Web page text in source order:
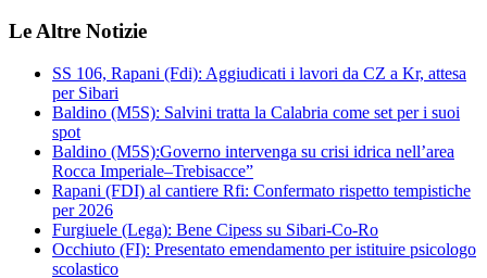
Le Altre Notizie
SS 106, Rapani (Fdi): Aggiudicati i lavori da CZ a Kr, attesa
per Sibari
Baldino (M5S): Salvini tratta la Calabria come set per i suoi
spot
Baldino (M5S):Governo intervenga su crisi idrica nell’area
Rocca Imperiale–Trebisacce”
Rapani (FDI) al cantiere Rfi: Confermato rispetto tempistiche
per 2026
Furgiuele (Lega): Bene Cipess su Sibari-Co-Ro
Occhiuto (FI): Presentato emendamento per istituire psicologo
scolastico